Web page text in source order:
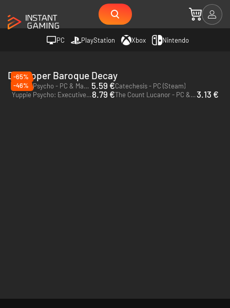
PC PlayStation Xbox Nintendo
Developer Baroque Decay
-65%
Yuppie Psycho - PC & Mac (Steam) 5.59 €Catechesis - PC (Steam)
-46%
Yuppie Psycho: Executive Edition - PC & Mac (Steam)8.79 € The Count Lucanor - PC & Mac (Steam)3.13 €